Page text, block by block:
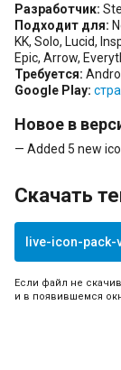
Разработчик:
Подходит для:
KK, Solo, Lucid,
Epic, Arrow,
Требуется:
Google Play:
Новое в
— Added 5 new
Скачать
live-icon-pack-
Если файл не
и в появившемся